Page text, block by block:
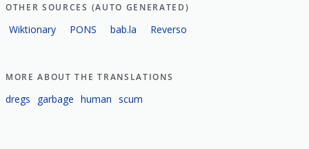
OTHER SOURCES (AUTO GENERATED)
Wiktionary PONS bab.la Reverso
MORE ABOUT THE TRANSLATIONS
dregs garbage human scum